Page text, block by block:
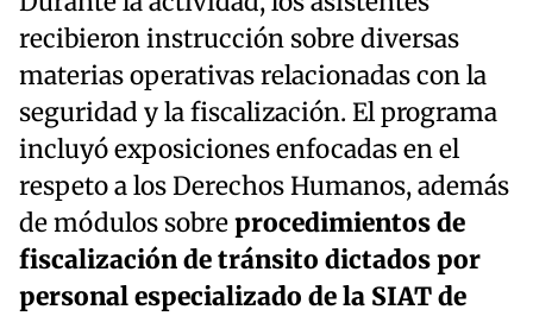
recibieron instrucción sobre diversas
materias operativas relacionadas con la
seguridad y la fiscalización. El programa
incluyó exposiciones enfocadas en el
respeto a los Derechos Humanos, además
de módulos sobreprocedimientos de
fiscalización de tránsito dictados por
personal especializado de la SIAT de